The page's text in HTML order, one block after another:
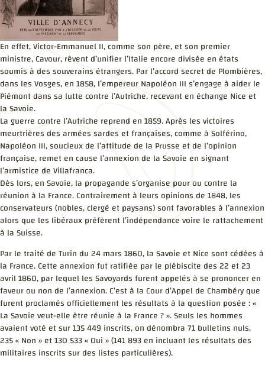
En effet, Victor-Emmanuel II, comme son père, et son premier
ministre, Cavour, rêvent d’unifier l’Italie encore divisée en états
soumis à des souverains étrangers. Par l’accord secret de Plombières,
dans les Vosges, en 1858, l’empereur Napoléon III s’engage à aider le
Piémont dans sa lutte contre l’Autriche, recevant en échange Nice et
la Savoie.
La guerre contre l’Autriche reprend en 1859. Après les victoires
meurtrières des armées sardes et françaises, comme à Solférino,
Napoléon III, soucieux de l’attitude de la Prusse et de l’opinion
française, remet en cause l’annexion de la Savoie en signant
l’armistice de Villafranca.
Dès lors, en Savoie, la propagande s’organise pour ou contre la
réunion à la France. Contrairement à leurs opinions de 1848, les
conservateurs (nobles, clergé et paysans) sont favorables à l’annexion
alors que les libéraux préfèrent l’indépendance voire le rattachement
à la Suisse.
Par le traité de Turin du 24 mars 1860, la Savoie et Nice sont cédées à
la France. Cette annexion fut ratifiée par le plébiscite des 22 et 23
avril 1860, par lequel les Savoyards furent appelés à se prononcer en
faveur ou non de l’annexion. C’est à la Cour d’Appel de Chambéry que
furent proclamés officiellement les résultats à la question posée : «
La Savoie veut-elle être réunie à la France ? ». Seuls les hommes
avaient voté et sur 135 449 inscrits, on dénombra 71 bulletins nuls,
235 « Non » et 130 533 « Oui » (141 893 en incluant les résultats des
militaires inscrits sur des listes particulières).